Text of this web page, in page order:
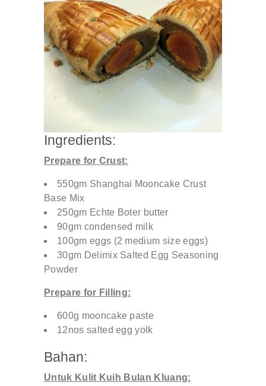
Ingredients:
Prepare for Crust:
550gm Shanghai Mooncake Crust
Base Mix
250gm Echte Boter butter
90gm condensed milk
100gm eggs (2 medium size eggs)
30gm Delimix Salted Egg Seasoning
Powder
Prepare for Filling:
600g mooncake paste
12nos salted egg yolk
Bahan:
Untuk Kulit Kuih Bulan Kluang: